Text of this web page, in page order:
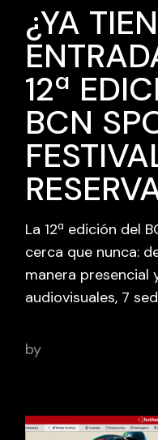
¿YA
12ª
BCN
La 12ª edición del
cerca que nunca:
manera presencial
audiovisuales, 7
by